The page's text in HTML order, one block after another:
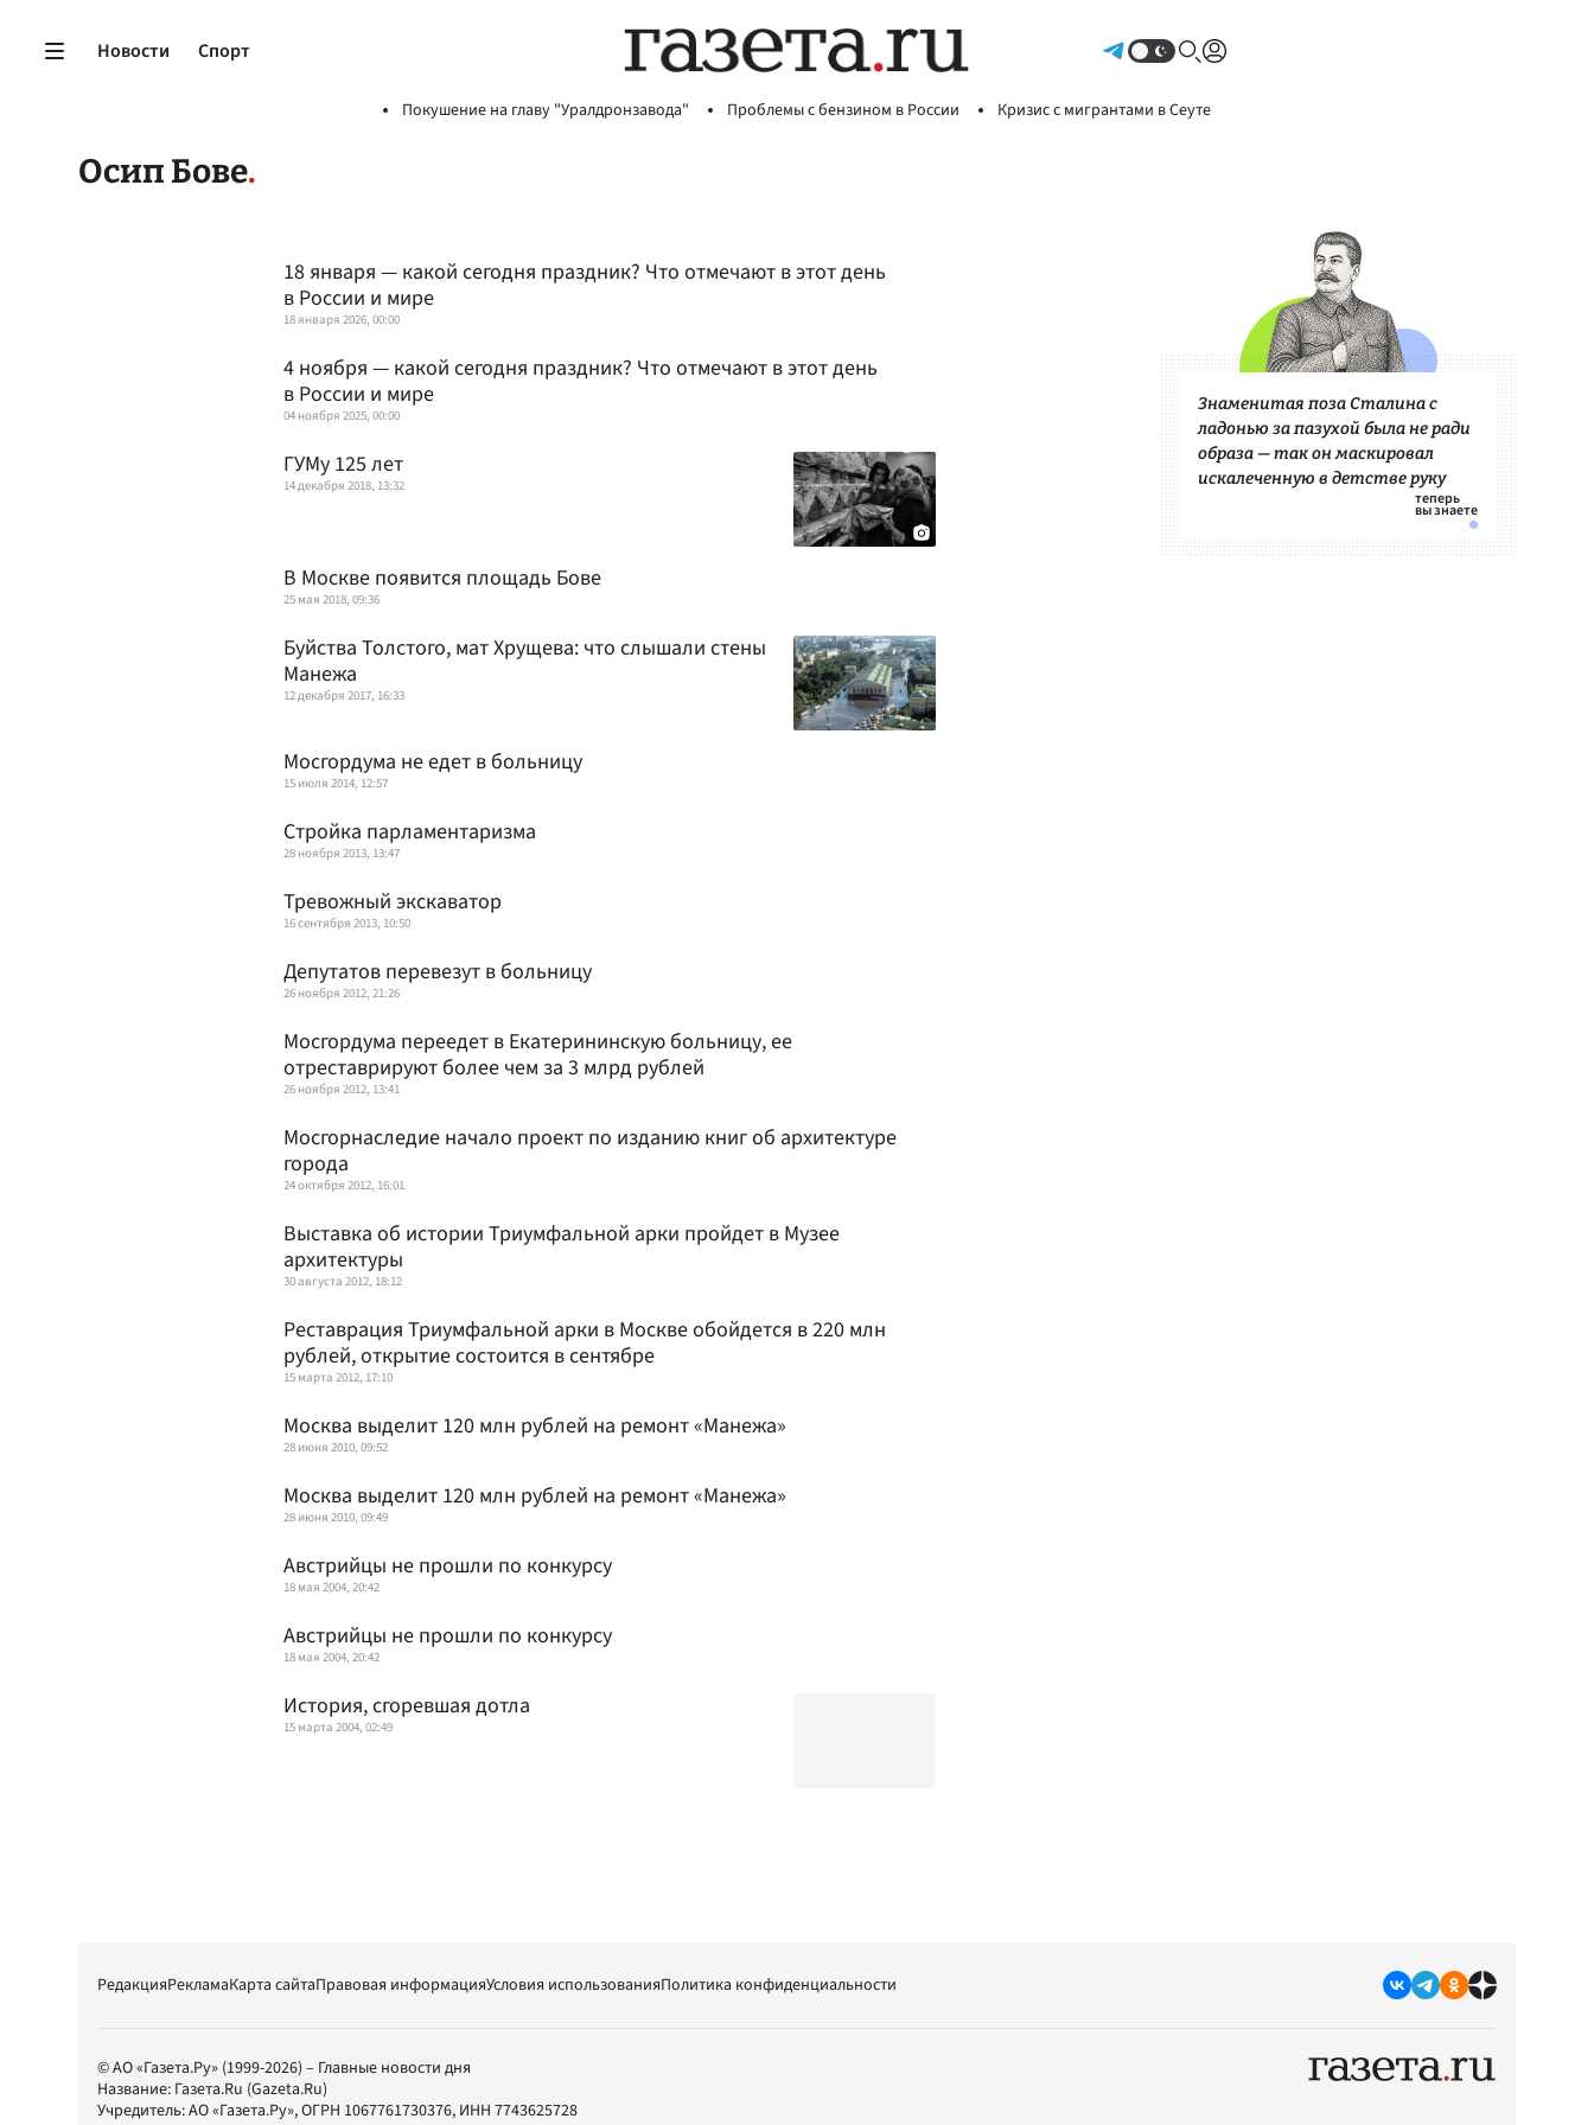
Новости Спорт
Покушение на главу "Уралдронзавода" Проблемы с бензином в России Кризис с мигрантами в Сеуте
Осип Бове
18 января — какой сегодня праздник? Что отмечают в этот день
в России и мире
18 января 2026, 00:00
4 ноября — какой сегодня праздник? Что отмечают в этот день
в России и мире
04 ноября 2025, 00:00
ГУМу 125 лет
14 декабря 2018, 13:32
В Москве появится площадь Бове
25 мая 2018, 09:36
Буйства Толстого, мат Хрущева: что слышали стены
Манежа
12 декабря 2017, 16:33
Мосгордума не едет в больницу
15 июля 2014, 12:57
Стройка парламента­ризма
28 ноября 2013, 13:47
Тревожный экскаватор
16 сентября 2013, 10:50
Депутатов перевезут в больницу
26 ноября 2012, 21:26
Мосгордума переедет в Екатерининскую больницу, ее
отреставрируют более чем за 3 млрд рублей
26 ноября 2012, 13:41
Мосгорнаследие начало проект по изданию книг об архитектуре
города
24 октября 2012, 16:01
Выставка об истории Триумфальной арки пройдет в Музее
архитектуры
30 августа 2012, 18:12
Реставрация Триумфальной арки в Москве обойдется в 220 млн
рублей, открытие состоится в сентябре
15 марта 2012, 17:10
Москва выделит 120 млн рублей на ремонт «Манежа»
28 июня 2010, 09:52
Москва выделит 120 млн рублей на ремонт «Манежа»
28 июня 2010, 09:49
Австрийцы не прошли по конкурсу
18 мая 2004, 20:42
Австрийцы не прошли по конкурсу
18 мая 2004, 20:42
История, сгоревшая дотла
15 марта 2004, 02:49
Знаменитая поза Сталина с
ладонью за пазухой была не ради
образа — так он маскировал
искалеченную в детстве руку
РедакцияРекламаКарта сайтаПравовая информацияУсловия использованияПолитика конфиденциальности
© АО «Газета.Ру» (1999-2026) – Главные новости дня
Название: Газета.Ru (Gazeta.Ru)
Учредитель:АО «Газета.Ру», ОГРН 1067761730376, ИНН 7743625728